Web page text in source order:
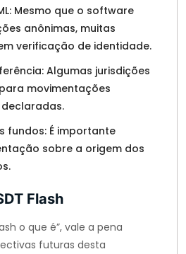
Mesmo que o software
anônimas, muitas
verificação de identidade.
Algumas jurisdições
movimentações
fundos: É importante
sobre a origem dos
Flash
o que é”, vale a pena
futuras desta